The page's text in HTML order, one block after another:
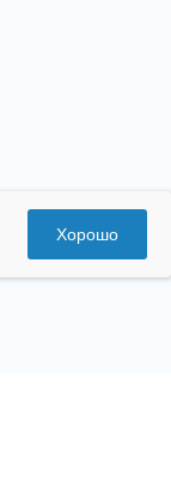
Хорошо